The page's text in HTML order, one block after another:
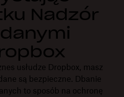
Nadzór
usłudze Dropbox, masz
są bezpieczne. Dbanie
to sposób na ochronę